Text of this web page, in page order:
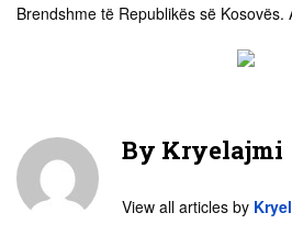
Brendshme të Republikës së Kosovës.
By Kryelajmi
View all articles by